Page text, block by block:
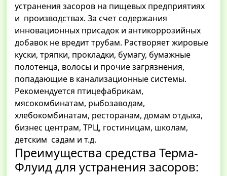
устранения засоров на пищевых предприятиях
и производствах. За счет содержания
инновационных присадок и антикоррозийных
добавок не вредит трубам. Растворяет жировые
куски, тряпки, прокладки, бумагу, бумажные
полотенца, волосы и прочие загрязнения,
попадающие в канализационные системы.
Рекомендуется птицефабрикам,
мясокомбинатам, рыбозаводам,
хлебокомбинатам, ресторанам, домам отдыха,
бизнес центрам, ТРЦ, гостиницам, школам,
детским садам и т.д.
Преимущества средства Терма-
Флуид для устранения засоров: